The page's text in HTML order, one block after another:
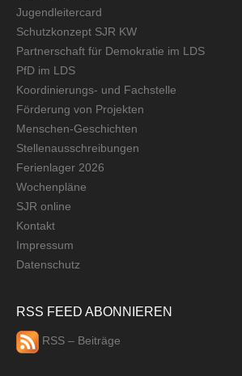
Jugendleitercard
Schutzkonzept SJR KW
Partnerschaft für Demokratie im LDS
PfD im LDS
Koordinierungs- und Fachstelle
Förderung von Projekten
Menschen-Geschichten
Stellenausschreibungen
Ferienlager 2026
Wochenpläne
SJR online
Kontakt
Impressum
Datenschutz
RSS FEED ABONNIEREN
RSS – Beiträge